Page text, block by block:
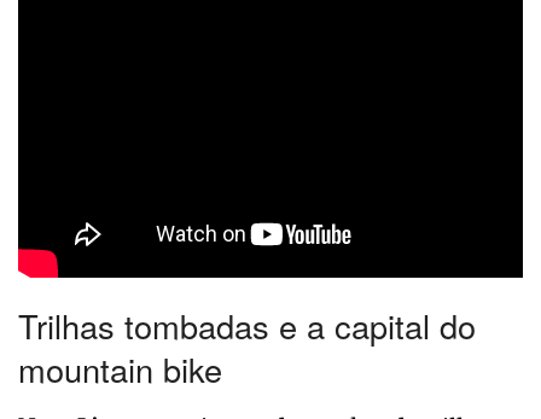
Trilhas tombadas e a capital do
mountain bike